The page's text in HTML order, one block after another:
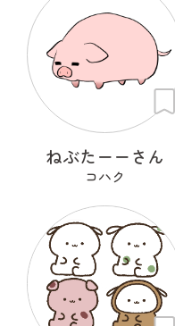
ねぶたーーさん
コハク